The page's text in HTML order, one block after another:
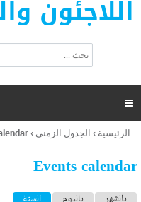
اللاجئون
ت
ر
ل
ح
ب

أنت
هنا
الرئيسية › الجدول الزمني ›
Events calendar